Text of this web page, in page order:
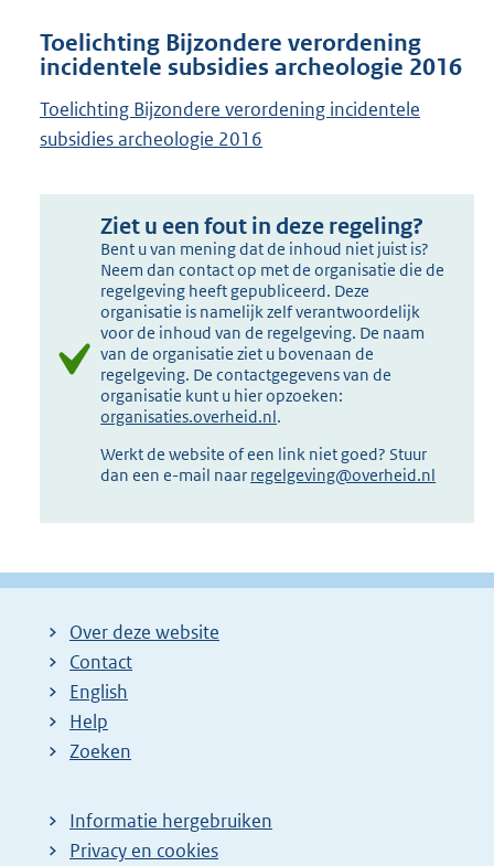
Toelichting Bijzondere verordening
incidentele subsidies archeologie 2016
Toelichting Bijzondere verordening incidentele
subsidies archeologie 2016
Ziet u een fout in deze regeling?
Bent u van mening dat de inhoud niet juist is?
Neem dan contact op met de organisatie die de
regelgeving heeft gepubliceerd. Deze
organisatie is namelijk zelf verantwoordelijk
voor de inhoud van de regelgeving. De naam
van de organisatie ziet u bovenaan de
regelgeving. De contactgegevens van de
organisatie kunt u hier opzoeken:
organisaties.overheid.nl.
Werkt de website of een link niet goed? Stuur
dan een e-mail naar regelgeving@overheid.nl
Over deze website
Contact
English
Help
Zoeken
Informatie hergebruiken
Privacy en cookies